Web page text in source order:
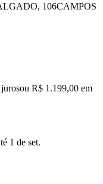
106CAMPOS
ou R$ 1.199,00 em
1 de set.